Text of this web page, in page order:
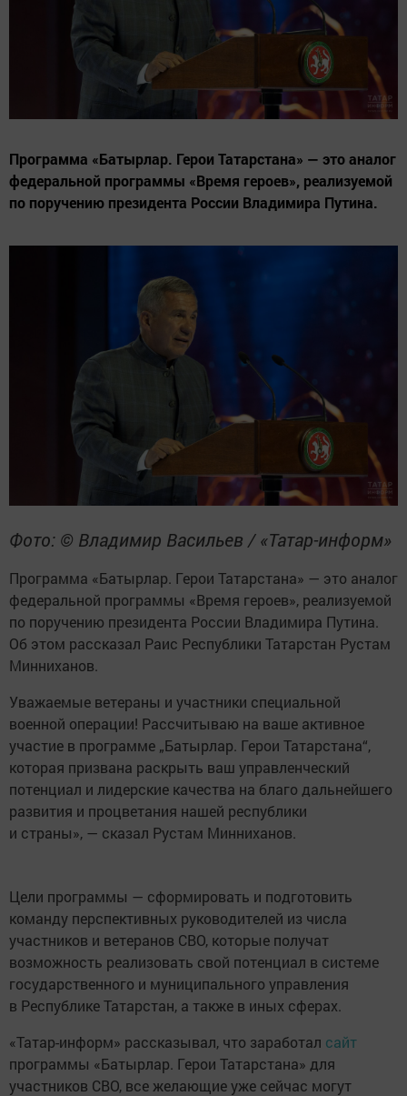
Программа «Батырлар. Герои Татарстана» — это аналог
федеральной программы «Время героев», реализуемой
по поручению президента России Владимира Путина.
Фото: © Владимир Васильев / «Татар-информ»
Программа «Батырлар. Герои Татарстана» — это аналог
федеральной программы «Время героев», реализуемой
по поручению президента России Владимира Путина.
Об этом рассказал Раис Республики Татарстан Рустам
Минниханов.
Уважаемые ветераны и участники специальной
военной операции! Рассчитываю на ваше активное
участие в программе „Батырлар. Герои Татарстана“,
которая призвана раскрыть ваш управленческий
потенциал и лидерские качества на благо дальнейшего
развития и процветания нашей республики
и страны», — сказал Рустам Минниханов.
Цели программы — сформировать и подготовить
команду перспективных руководителей из числа
участников и ветеранов СВО, которые получат
возможность реализовать свой потенциал в системе
государственного и муниципального управления
в Республике Татарстан, а также в иных сферах.
«Татар-информ» рассказывал, что заработал сайт
программы «Батырлар. Герои Татарстана» для
участников СВО, все желающие уже сейчас могут